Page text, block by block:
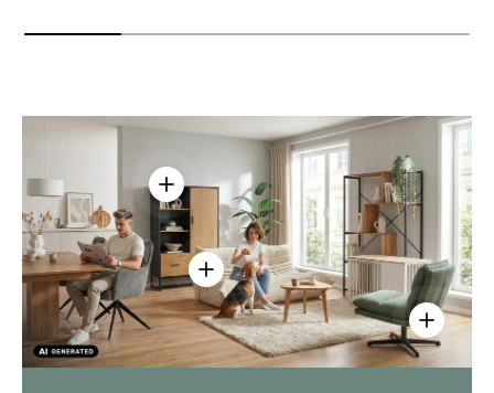
Einzelheiten anzeigen - AMIO H -
Einzelheiten anzeigen - Sitzolo 2